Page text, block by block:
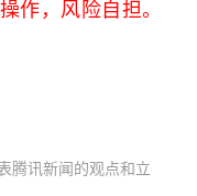
作，风险自担。
腾讯新闻的观点和立